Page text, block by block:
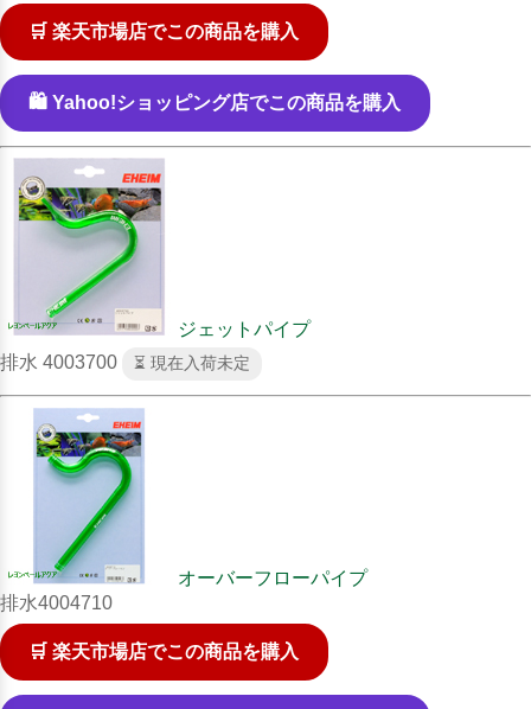
🛒 楽天市場店でこの商品を購入
🛍️ Yahoo!ショッピング店でこの商品を購入
ジェットパイプ
排水 4003700
⏳ 現在入荷未定
オーバーフローパイプ
排水4004710
🛒 楽天市場店でこの商品を購入